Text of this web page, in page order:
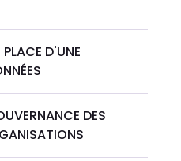
PLACE D'UNE
DES